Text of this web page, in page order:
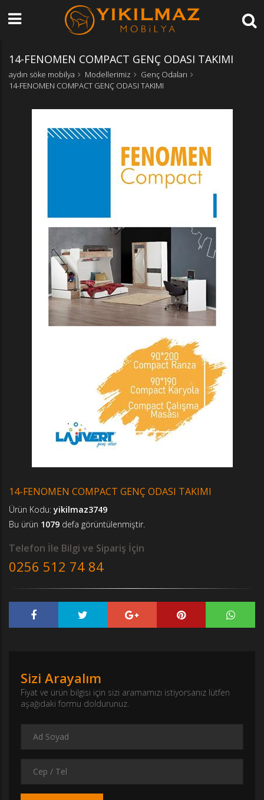
14-FENOMEN COMPACT GENÇ ODASI TAKIMI
aydın söke mobilya Modellerimiz
Genç Odaları
14-FENOMEN COMPACT GENÇ ODASI TAKIMI
14-FENOMEN COMPACT GENÇ ODASI TAKIMI
Ürün Kodu:yikilmaz3749
Bu ürün 1079 defa görüntülenmiştir.
Telefon İle Bilgi ve Sipariş İçin
0256 512 74 84
Sizi Arayalım
Fiyat ve ürün bilgisi için sizi aramamızı istiyorsanız lütfen
aşağıdaki formu doldurunuz.